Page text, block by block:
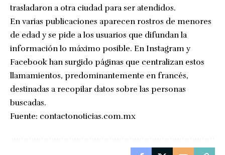
trasladaron a otra ciudad para ser atendidos.
En varias publicaciones aparecen rostros de menores
de edad y se pide a los usuarios que difundan la
información lo máximo posible. En Instagram y
Facebook han surgido páginas que centralizan estos
llamamientos, predominantemente en francés,
destinadas a recopilar datos sobre las personas
buscadas.
Fuente: contactonoticias.com.mx